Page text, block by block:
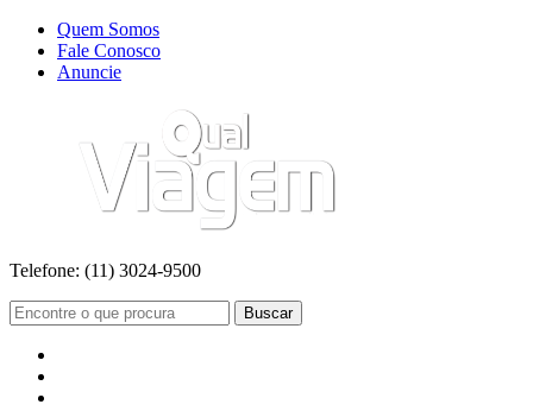
Quem Somos
Fale Conosco
Anuncie
Telefone: (11) 3024-9500
Buscar